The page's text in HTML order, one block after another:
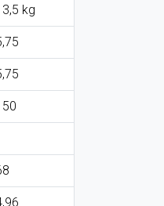
kg